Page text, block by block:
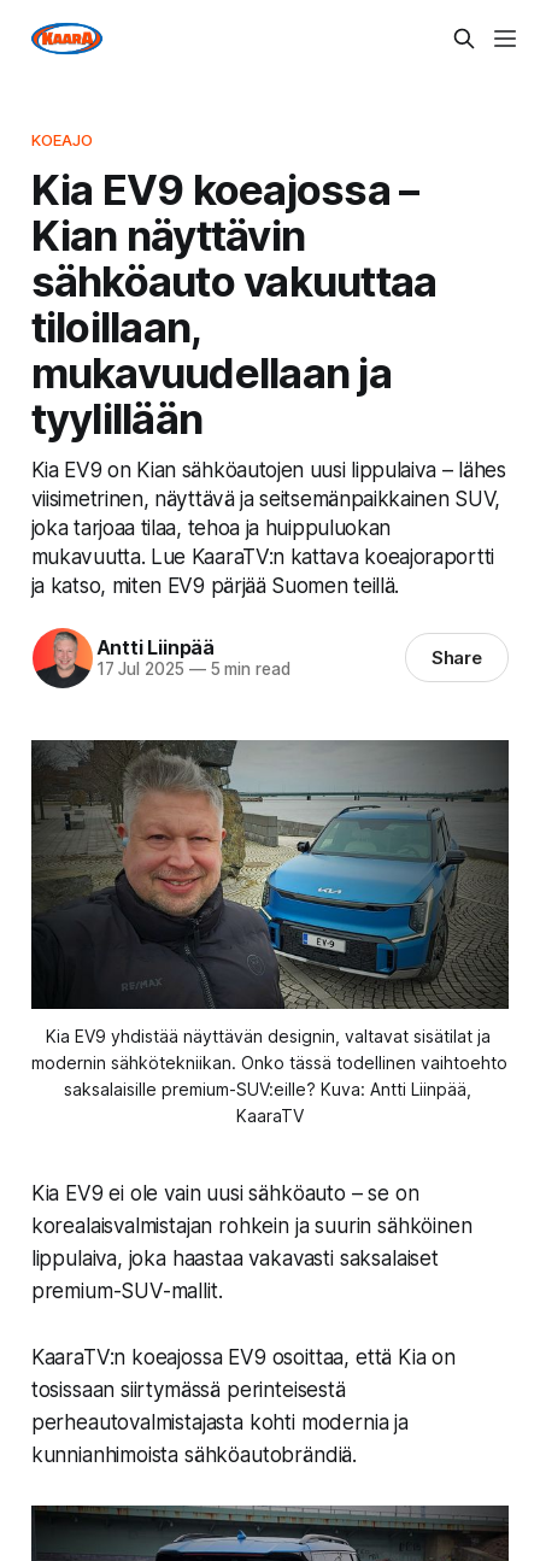
KOEAJO
Kia EV9 koeajossa –
Kian näyttävin
sähköauto vakuuttaa
tiloillaan,
mukavuudellaan ja
tyylillään
Kia EV9 on Kian sähköautojen uusi lippulaiva – lähes
viisimetrinen, näyttävä ja seitsemänpaikkainen SUV,
joka tarjoaa tilaa, tehoa ja huippuluokan
mukavuutta. Lue KaaraTV:n kattava koeajoraportti
ja katso, miten EV9 pärjää Suomen teillä.
Antti Liinpää
17 Jul 2025 —5 min read Share
Kia EV9 yhdistää näyttävän designin, valtavat sisätilat ja
modernin sähkötekniikan. Onko tässä todellinen vaihtoehto
saksalaisille premium-SUV:eille? Kuva: Antti Liinpää,
KaaraTV
Kia EV9 ei ole vain uusi sähköauto – se on
korealaisvalmistajan rohkein ja suurin sähköinen
lippulaiva, joka haastaa vakavasti saksalaiset
premium-SUV-mallit.
KaaraTV:n koeajossa EV9 osoittaa, että Kia on
tosissaan siirtymässä perinteisestä
perheautovalmistajasta kohti modernia ja
kunnianhimoista sähköautobrändiä.